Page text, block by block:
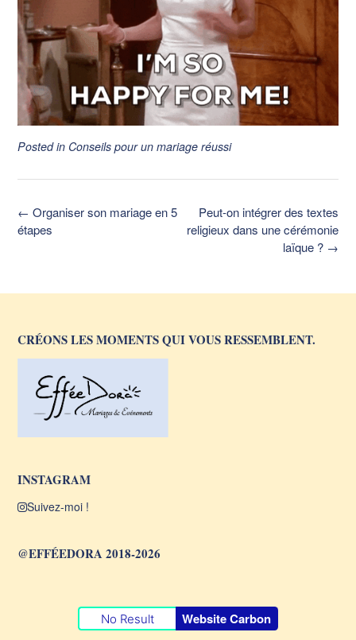
Posted in Conseils pour un mariage réussi
Post
navigation
Peut-on intégrer des textes
religieux dans une cérémonie
laïque ? →
← Organiser son mariage en 5
étapes
CRÉONS LES MOMENTS QUI VOUS RESSEMBLENT.
INSTAGRAM
Suivez-moi !
@EFFÉEDORA 2018-2026
No Result Website Carbon